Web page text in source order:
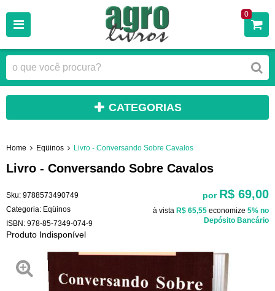
0
CATEGORIAS
Home Eqüinos Livro - Conversando Sobre Cavalos
Livro - Conversando Sobre Cavalos
Sku: 9788573490749
Categoria: Eqüinos
ISBN: 978-85-7349-074-9
Produto Indisponível
por R$ 69,00
à vista R$ 65,55 economize 5% no
Depósito Bancário